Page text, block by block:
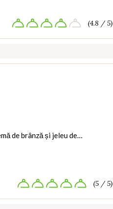
(4.8 / 5)
de brânză și jeleu de…
(5 / 5)